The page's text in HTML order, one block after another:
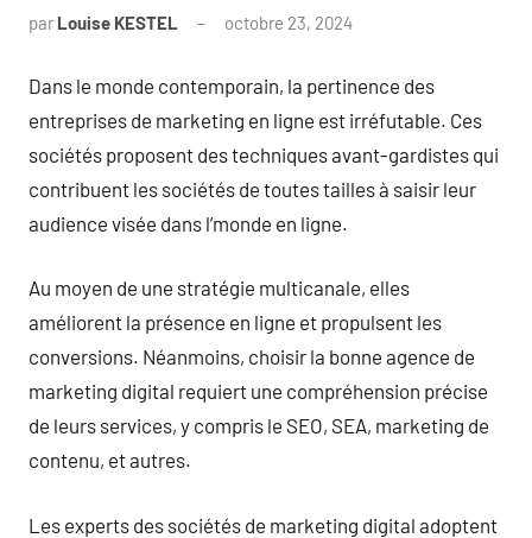
par Louise KESTEL octobre 23, 2024
Dans le monde contemporain, la pertinence des
entreprises de marketing en ligne est irréfutable. Ces
sociétés proposent des techniques avant-gardistes qui
contribuent les sociétés de toutes tailles à saisir leur
audience visée dans l’monde en ligne.
Au moyen de une stratégie multicanale, elles
améliorent la présence en ligne et propulsent les
conversions. Néanmoins, choisir la bonne agence de
marketing digital requiert une compréhension précise
de leurs services, y compris le SEO, SEA, marketing de
contenu, et autres.
Les experts des sociétés de marketing digital adoptent